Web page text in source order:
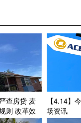
查房贷 麦
则 改革效
难度再抬高
【4.14】
场资讯